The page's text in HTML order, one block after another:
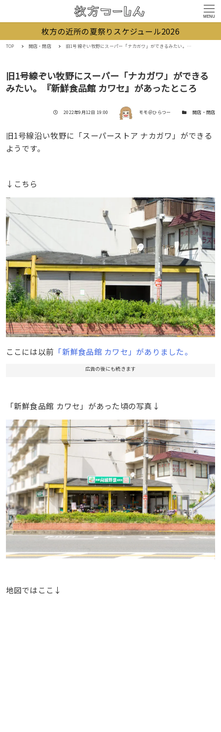
MENU
枚方の近所の夏祭りスケジュール2026
TOP 開店・閉店 旧1号線ぞい牧野にスーパー「ナカガワ」ができるみたい。『新鮮食品館 カワセ』があったところ
旧1号線ぞい牧野にスーパー「ナカガワ」ができる
みたい。『新鮮食品館 カワセ』があったところ
投稿日
2022年9月12日 19:00 著者 モモ＠ひらつー カテゴリー開店・閉店
旧1号線沿い牧野に「スーパーストア ナカガワ」ができる
ようです。
↓こちら
ここには以前 「新鮮食品館 カワセ」がありました。
広告の後にも続きます
「新鮮食品館 カワセ」があった頃の写真↓
地図ではここ↓